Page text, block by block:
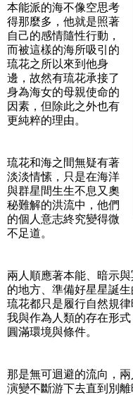
本能派的海不像空思考
得那麼多，他就是照著
自己的感情隨性行動，
而被這樣的海所吸引的
琉花之所以來到他身
邊，故然有琉花承接了
身為海女的母親使命的
因素，但除此之外也有
更純粹的理由。
琉花和海之間無疑有著
淡淡情愫，只是在海洋
與群星間生生不息又奧
秘難解的洪流中，他們
的個人意志終究變得微
不足道。
兩人順應著本能、暗示
的地方、準備好星星誕
琉花都只是履行自然規
我與作為人類的存在形
圓滿環境與條件。
那是無可迴避的流向，
演變不斷游下去直到別